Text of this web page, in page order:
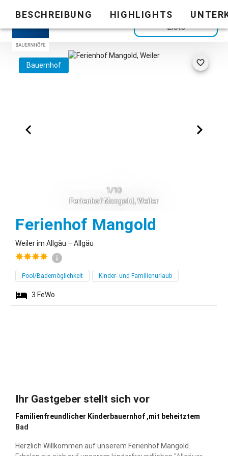
Zurück zur
Liste
BESCHREIBUNG HIGHLIGHTS
Bauernhof
1/10
Ferienhof Mangold, Weiler
Ferienhof Mangold
Weiler im Allgäu – Allgäu
Pool/Bademöglichkeit Kinder- und Familienurlaub
3 FeWo
Ihr Gastgeber stellt sich vor
Familienfreundlicher Kinderbauernhof ,mit beheitztem
Bad
Herzlich Willkommen auf unserem Ferienhof Mangold.